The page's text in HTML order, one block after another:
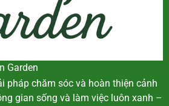
Garden
pháp chăm sóc và hoàn thiện cảnh
gian sống và làm việc luôn xanh –